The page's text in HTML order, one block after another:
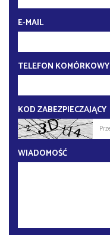
E-MAIL
TELEFON KOMÓRKOWY
KOD ZABEZPIECZAJĄCY
WIADOMOŚĆ